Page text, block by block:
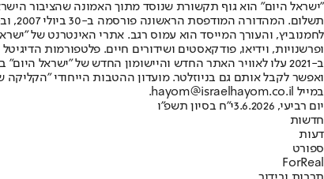
"ישראל היום" הוא גוף תקשורת שנוסד מתוך האמונה שהציבור
ופרשנויות, וידיאו, פודקאסטים ושידורים חיים. פלטפורמות
ב-2021 עלו לאוויר האתר החדש והיישומון החדש של "ישראל
ואפשר לקבל אותם גם בניוזלטר. מועדון ההטבות הייחודי
במייל hayom@israelhayom.co.il.
יום רביעי, 3.6.2026
י"ח בסיון תשפ"ו
חדשות
דעות
ספורט
ForReal